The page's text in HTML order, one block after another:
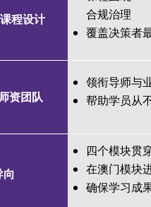
程设计
合规治理
覆盖决策者
资团队
领衔导师与
帮助学员从
四个模块贯
在澳门模块
确保学习成